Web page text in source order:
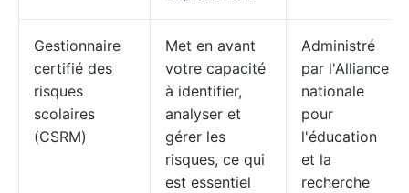
Gestionnaire
certifié des
risques
scolaires
(CSRM)
Met en avant
votre capacité
à identifier,
analyser et
gérer les
risques, ce qui
est essentiel
Administré
par l'Alliance
nationale
pour
l'éducation
et la
recherche